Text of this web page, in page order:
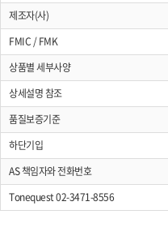
제조자(사)
FMIC / FMK
상품별 세부사양
상세설명 참조
품질보증기준
하단기입
AS 책임자와 전화번호
Tonequest 02-3471-8556